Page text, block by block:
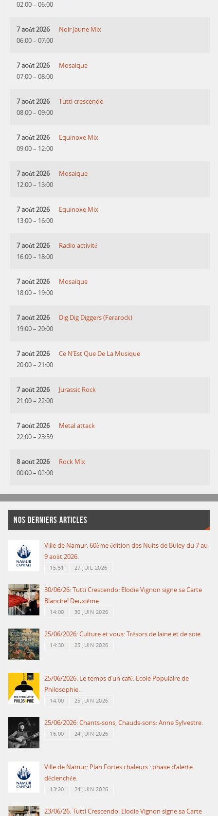
02:00– 06:00
7 août 2026
06:00– 07:00
Noir Jaune Mix
7 août 2026
07:00– 08:00
Mosaique
7 août 2026
08:00– 09:00
Tutti crescendo
7 août 2026
09:00– 12:00
Equinoxe Mix
7 août 2026
12:00– 13:00
Mosaique
7 août 2026
13:00– 16:00
Equinoxe Mix
7 août 2026
16:00– 18:00
Radio activité
7 août 2026
18:00– 19:00
Mosaique
7 août 2026
19:00– 20:00
Dig Dig Diggers (Ferarock)
7 août 2026
20:00– 21:00
Ce N’Est Que De La Musique
7 août 2026
21:00– 22:00
Jurassic Rock
7 août 2026
22:00– 23:59
Metal attack
8 août 2026
00:00– 02:00
Rock Mix
NOS DERNIERS ARTICLES
Ville de Namur: 60ème édition des Nuits de Buley du 7 au
9 août 2026.
15:51 27 JUIL 2026
30/06/26: Tutti Crescendo: Elodie Vignon signe sa Carte
Blanche! Deuxième.
14:00 30 JUIN 2026
25/06/2026: Culture et vous: Trésors de laine et de soie.
14:30 25 JUIN 2026
25/06/2026: Le temps d’un café: Ecole Populaire de
Philosophie.
14:00 25 JUIN 2026
25/06/2026: Chants-sons, Chauds-sons: Anne Sylvestre.
16:00 24 JUIN 2026
Ville de Namur: Plan Fortes chaleurs : phase d’alerte
déclenchée.
13:20 24 JUIN 2026
23/06/26: Tutti Crescendo: Elodie Vignon signe sa Carte